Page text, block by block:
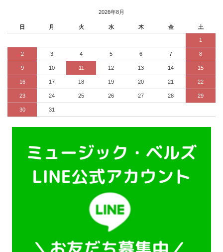
2026年8月
日 月 火 水 木 金 土
1
2 3 4 5 6 7 8
9 10 11 12 13 14 15
16 17 18 19 20 21 22
23 24 25 26 27 28 29
30 31